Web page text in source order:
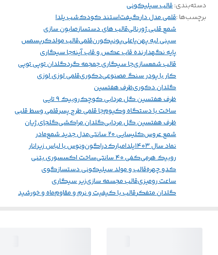
دسته‌بندی:قالب سیلیکونی
برچسب‌ها :قلمی مدل دارگیفتاستند کودکشب یلدا
شمع قلبی ژورنالیقالب های دستسازصابون سازی
سینی لبه پهنیاعلییونیکورنقلمیقالب مولدکریسمس
پایه نگهدارنده قاب عکس و قاب آینهجا سیگاری
قالب شمعسازیجا سیگاری جمجمه گردگلدان توپی توپی
کار با پودر سنگ مصنوعیدکوریقلمی لوزی لوزی
گلدان دکوریظرف هفتسین
ظرف هفتسین گل مردابی کوچکروبیک ۹ تایی
ساخت با دستگاه وکیومجا قلمی طرح پسرقلمی وسط قلبی
ظرف هفتسین گل مردابیگلدان مراکشیگلجای ژیان
شمع عروسکلیسایی ۲۰ سانتی مدل جدید شمعمادر
نماد سال ۱۴۰۳
یلدامبارکدراگونونوس با لباس زیرانار
روبیک هرمیکفی ۴۰ سانتی
ساخت اکسسوری بتنی
کدو چهرهقالب و مولد سیلیکونی دستسازگوی
ساعت رومیزیقالب مجسمه سازیزیر سیگاری
گلدان متفکرقالب با کیفیت و نرم و مقاومماه و خورشید